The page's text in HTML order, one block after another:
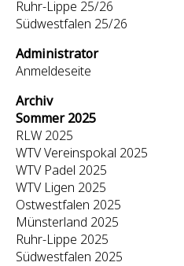
Ruhr-Lippe 25/26
Südwestfalen 25/26
Administrator
Anmeldeseite
Archiv
Sommer 2025
RLW 2025
WTV Vereinspokal 2025
WTV Padel 2025
WTV Ligen 2025
Ostwestfalen 2025
Münsterland 2025
Ruhr-Lippe 2025
Südwestfalen 2025